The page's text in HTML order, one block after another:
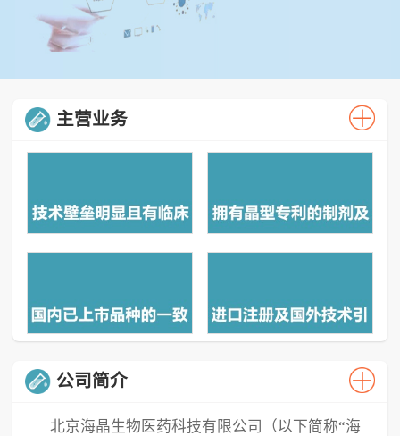
主营业务
公司简介
北京海晶生物医药科技有限公司（以下简称“海